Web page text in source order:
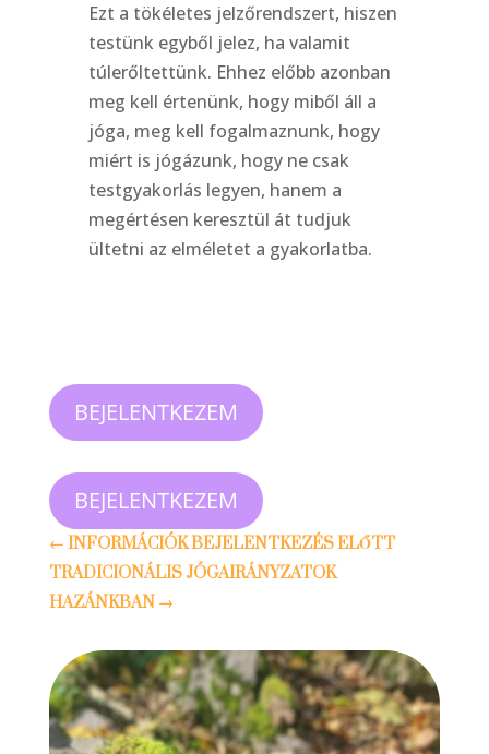
Ezt a tökéletes jelzőrendszert, hiszen
testünk egyből jelez, ha valamit
túlerőltettünk. Ehhez előbb azonban
meg kell értenünk, hogy miből áll a
jóga, meg kell fogalmaznunk, hogy
miért is jógázunk, hogy ne csak
testgyakorlás legyen, hanem a
megértésen keresztül át tudjuk
ültetni az elméletet a gyakorlatba.
BEJELENTKEZEM
BEJELENTKEZEM
← INFORMÁCIÓK BEJELENTKEZÉS ELŐTT
TRADICIONÁLIS JÓGAIRÁNYZATOK
HAZÁNKBAN →